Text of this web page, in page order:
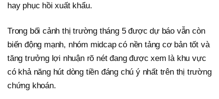
hay phục hồi xuất khẩu.
Trong bối cảnh thị trường tháng 5 được dự báo vẫn còn
biến động mạnh, nhóm midcap có nền tảng cơ bản tốt và
tăng trưởng lợi nhuận rõ nét đang được xem là khu vực
có khả năng hút dòng tiền đáng chú ý nhất trên thị trường
chứng khoán.